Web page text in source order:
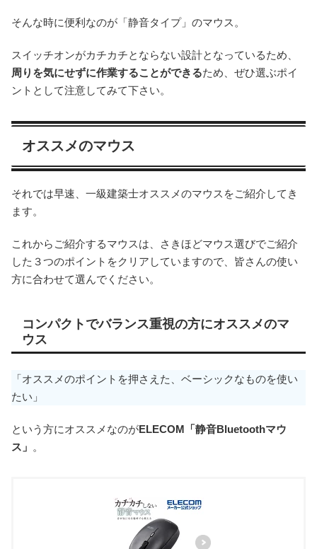
そんな時に便利なのが「静音タイプ」のマウス。
スイッチオンがカチカチとならない設計となっているため、
周りを気にせずに作業することができるため、ぜひ選ぶポイ
ントとして注意してみて下さい。
オススメのマウス
それでは早速、一級建築士オススメのマウスをご紹介してき
ます。
これからご紹介するマウスは、さきほどマウス選びでご紹介
した３つのポイントをクリアしていますので、皆さんの使い
方に合わせて選んでください。
コンパクトでバランス重視の方にオススメのマ
ウス
「オススメのポイントを押さえた、ベーシックなものを使い
たい」
という方にオススメなのがELECOM「静音Bluetoothマウ
ス」 。